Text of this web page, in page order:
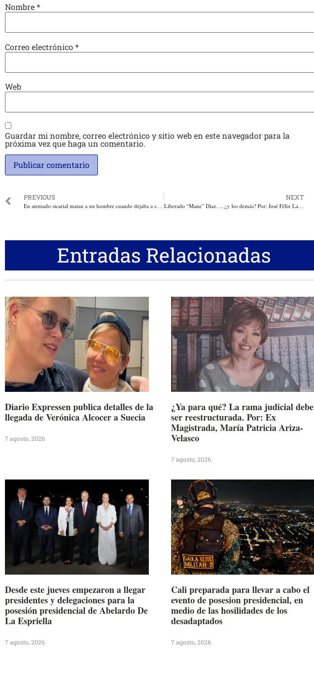
Nombre*
Correo electrónico*
Web
Guardar mi nombre, correo electrónico y sitio web en este navegador para la
próxima vez que haga un comentario.
PREVIOUS
En atentado sicarial matan a un hombre cuando dejaba a su hija en el colegio en el barrio Olaya de Barranquilla. Tenía pasado judicial
NEXT
Liberado “Mane” Díaz…, ¿y los demás? Por: José Félix Lafaurie
Entradas Relacionadas
Diario Expressen publica detalles de la
llegada de Verónica Alcocer a Suecia
7 agosto, 2026
¿Ya para qué? La rama judicial debe
ser reestructurada. Por: Ex
Magistrada, María Patricia Ariza-
Velasco
7 agosto, 2026
Desde este jueves empezaron a llegar
presidentes y delegaciones para la
posesión presidencial de Abelardo De
La Espriella
7 agosto, 2026
Cali preparada para llevar a cabo el
evento de posesion presidencial, en
medio de las hosilidades de los
desadaptados
7 agosto, 2026